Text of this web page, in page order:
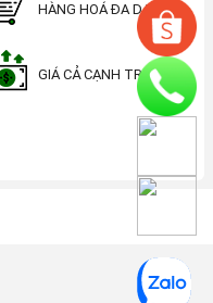
HÀNG HOÁ ĐA DẠNG
GIÁ CẢ CẠNH TRANH